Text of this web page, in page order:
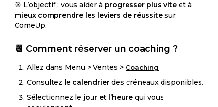
🎯 L’objectif : vous aider à progresser plus vite et à
mieux comprendre les leviers de réussite sur
ComeUp.
📆 Comment réserver un coaching ?
Allez dans Menu > Ventes > Coaching
Consultez le calendrier des créneaux disponibles.
Sélectionnez le jour et l’heure qui vous